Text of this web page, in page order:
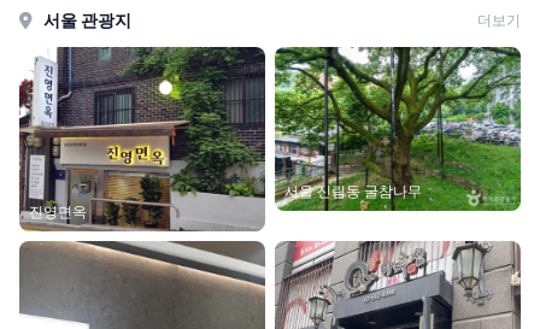
서울 관광지 더보기
진영면옥
서울 신림동 굴참나무